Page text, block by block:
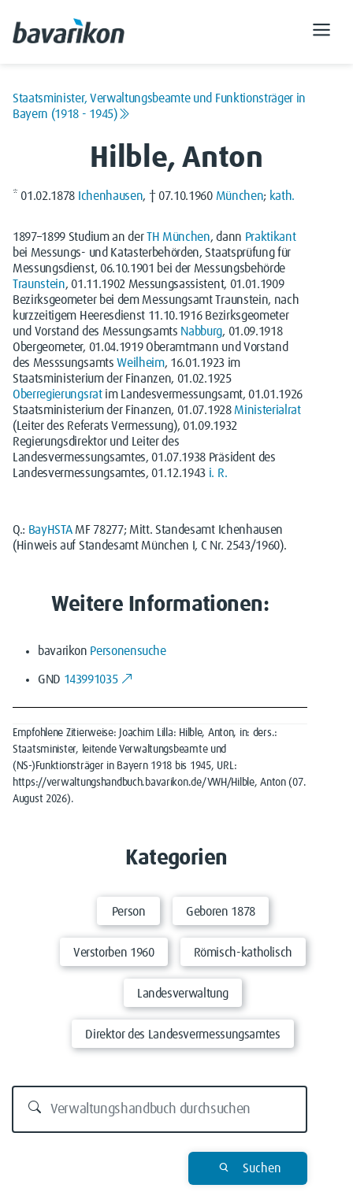
Staatsminister, Verwaltungsbeamte und Funktionsträger in
Bayern (1918 - 1945)
Hilble, Anton
* 01.02.1878 Ichenhausen, † 07.10.1960 München; kath.
1897–1899 Studium an derTH München, dann Praktikant
bei Messungs- und Katasterbehörden, Staatsprüfung für
Messungsdienst, 06.10.1901 bei der Messungsbehörde
Traunstein, 01.11.1902 Messungsassistent, 01.01.1909
Bezirksgeometer bei dem Messungsamt Traunstein, nach
kurzzeitigem Heeresdienst 11.10.1916 Bezirksgeometer
und Vorstand des Messungsamts Nabburg, 01.09.1918
Obergeometer, 01.04.1919 Oberamtmann und Vorstand
des MesssungsamtsWeilheim, 16.01.1923 im
Staatsministerium der Finanzen, 01.02.1925
Oberregierungsratim Landesvermessungsamt, 01.01.1926
Staatsministerium der Finanzen, 01.07.1928 Ministerialrat
(Leiter des Referats Vermessung), 01.09.1932
Regierungsdirektor und Leiter des
Landesvermessungsamtes, 01.07.1938 Präsident des
Landesvermessungsamtes, 01.12.1943 i. R.
Q.: BayHSTAMF 78277; Mitt. Standesamt Ichenhausen
(Hinweis auf Standesamt München I, C Nr. 2543/1960).
Weitere Informationen:
bavarikon Personensuche
GND 143991035
Empfohlene Zitierweise: Joachim Lilla: Hilble, Anton, in: ders.:
Staatsminister, leitende Verwaltungsbeamte und
(NS-)Funktionsträger in Bayern 1918 bis 1945, URL:
https://verwaltungshandbuch.bavarikon.de/VWH/Hilble, Anton (07.
August 2026).
Kategorien
Person Geboren 1878
Verstorben 1960 Römisch-katholisch
Landesverwaltung
Direktor des Landesvermessungsamtes
Suchen